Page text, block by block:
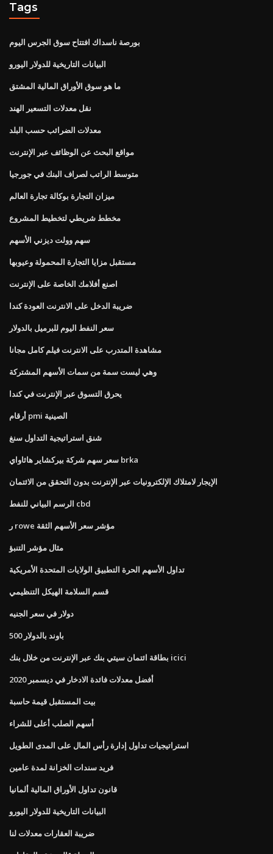
Tags
بورصة ناسداك افتتاح سوق الجرس اليوم
البيانات التاريخية للدولار اليورو
ما هو سوق الأوراق المالية المشتق
نقل معدلات التسعير الهند
معدلات الضرائب حسب البلد
مواقع البحث عن الوظائف عبر الإنترنت
متوسط ​​الراتب لصراف البنك في جورجيا
ميزان التجارة بوكالة تجارة العالم
مخطط شريطي لتخطيط المشروع
سهم وولت ديزني الأسهم
مستقبل مزايا التجارة المحمولة وعيوبها
اصنع أفلامك الخاصة على الإنترنت
ضريبة الدخل على الانترنت العودة كندا
سعر النفط اليوم للبرميل بالدولار
مشاهدة المتدرب على الانترنت فيلم كامل مجانا
وهي ليست سمة من سمات الأسهم المشتركة
يحرق التسوق عبر الإنترنت في كندا
أرقام pmi الصينية
شنق استراتيجية التداول سنغ
سعر سهم شركة بيركشاير هاثاواي brka
الإيجار لامتلاك الإلكترونيات عبر الإنترنت بدون التحقق من الائتمان
الرسم البياني للنفط cbd
ر rowe مؤشر سعر الأسهم الثقة
مثال مؤشر التنبؤ
تداول الأسهم الحرة التطبيق الولايات المتحدة الأمريكية
قسم السلامة الهيكل التنظيمي
دولار في سعر الجنيه
500 باوند بالدولار
بطاقة ائتمان سيتي بنك عبر الإنترنت من خلال بنك icici
أفضل معدلات فائدة الادخار في ديسمبر 2020
بيت المستقبل قيمة حاسبة
أسهم الصلب أعلى للشراء
استراتيجيات تداول إدارة رأس المال على المدى الطويل
فريد سندات الخزانة لمدة عامين
قانون تداول الأوراق المالية ألمانيا
البيانات التاريخية للدولار اليورو
ضريبة العقارات معدلات لنا